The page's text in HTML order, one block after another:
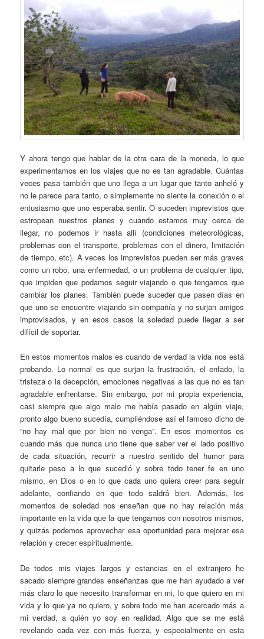
Y ahora tengo que hablar de la otra cara de la moneda, lo que
experimentamos en los viajes que no es tan agradable. Cuántas
veces pasa también que uno llega a un lugar que tanto anheló y
no le parece para tanto, o simplemente no siente la conexión o el
entusiasmo que uno esperaba sentir. O suceden imprevistos que
estropean nuestros planes y cuando estamos muy cerca de
llegar, no podemos ir hasta allí (condiciones meteorológicas,
problemas con el transporte, problemas con el dinero, limitación
de tiempo, etc). A veces los imprevistos pueden ser más graves
como un robo, una enfermedad, o un problema de cualquier tipo,
que impiden que podamos seguir viajando o que tengamos que
cambiar los planes. También puede suceder que pasen días en
que uno se encuentre viajando sin compañía y no surjan amigos
improvisados, y en esos casos la soledad puede llegar a ser
difícil de soportar.
En estos momentos malos es cuando de verdad la vida nos está
probando. Lo normal es que surjan la frustración, el enfado, la
tristeza o la decepción, emociones negativas a las que no es tan
agradable enfrentarse. Sin embargo, por mi propia experiencia,
casi siempre que algo malo me había pasado en algún viaje,
pronto algo bueno sucedía, cumpliéndose así el famoso dicho de
“no hay mal que por bien no venga”. En esos momentos es
cuando más que nunca uno tiene que saber ver el lado positivo
de cada situación, recurrir a nuestro sentido del humor para
quitarle peso a lo que sucedió y sobre todo tener fe en uno
mismo, en Dios o en lo que cada uno quiera creer para seguir
adelante, confiando en que todo saldrá bien. Además, los
momentos de soledad nos enseñan que no hay relación más
importante en la vida que la que tengamos con nosotros mismos,
y quizás podemos aprovechar esa oportunidad para mejorar esa
relación y crecer espiritualmente.
De todos mis viajes largos y estancias en el extranjero he
sacado siempre grandes enseñanzas que me han ayudado a ver
más claro lo que necesito transformar en mi, lo que quiero en mi
vida y lo que ya no quiero, y sobre todo me han acercado más a
mi verdad, a quién yo soy en realidad. Algo que se me está
revelando cada vez con más fuerza, y especialmente en esta